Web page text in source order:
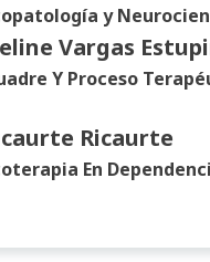
y
Vargas
Y Proceso
Ricaurte
En